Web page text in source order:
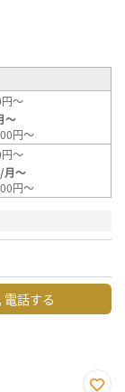
～
～
円～
～
月～
円～
電話する